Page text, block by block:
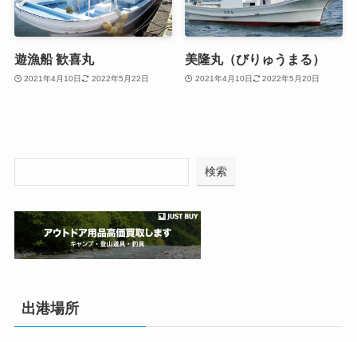
遊漁船 歓喜丸
2021年4月10日 2022年5月22日
美隆丸（びりゅうまる）
2021年4月10日 2022年5月20日
検索
出港場所